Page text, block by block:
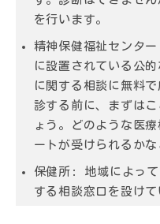
を行います。
精神保健福祉センター
に設置されている公
に関する相談に無料
診する前に、まずは
ょう。どのような医
ートが受けられるか
保健所 : 地域によって
する相談窓口を設けて